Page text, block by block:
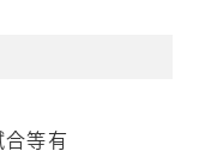
等有